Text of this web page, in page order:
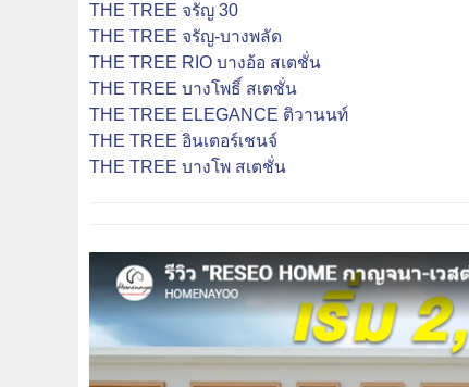
THE TREE จรัญ 30
THE TREE จรัญ-บางพลัด
THE TREE RIO บางอ้อ สเตชั่น
THE TREE บางโพธิ์ สเตชั่น
THE TREE ELEGANCE ติวานนท์
THE TREE อินเตอร์เชนจ์
THE TREE บางโพ สเตชั่น